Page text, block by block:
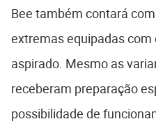
Bee também contará
extremas equipadas
aspirado. Mesmo as
receberam preparação
possibilidade de